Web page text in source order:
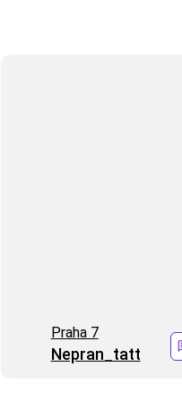
Praha 7
Nepran_tatt